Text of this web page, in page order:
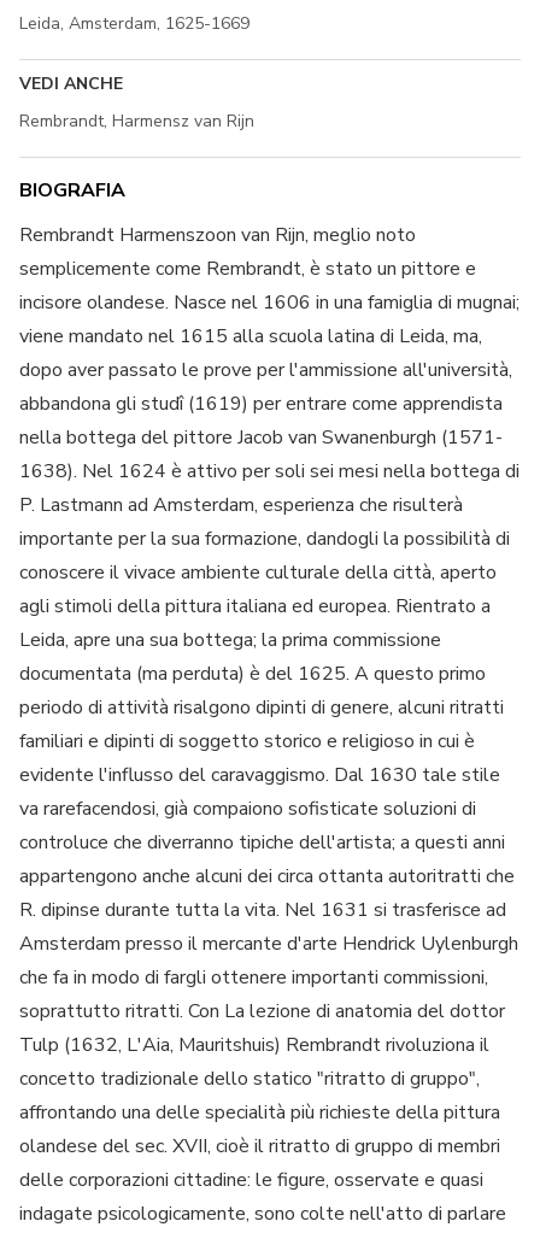
Leida, Amsterdam, 1625-1669
VEDI ANCHE
Rembrandt, Harmensz van Rijn
BIOGRAFIA
Rembrandt Harmenszoon van Rijn, meglio noto
semplicemente come Rembrandt, è stato un pittore e
incisore olandese. Nasce nel 1606 in una famiglia di mugnai;
viene mandato nel 1615 alla scuola latina di Leida, ma,
dopo aver passato le prove per l'ammissione all'università,
abbandona gli studî (1619) per entrare come apprendista
nella bottega del pittore Jacob van Swanenburgh (1571-
1638). Nel 1624 è attivo per soli sei mesi nella bottega di
P. Lastmann ad Amsterdam, esperienza che risulterà
importante per la sua formazione, dandogli la possibilità di
conoscere il vivace ambiente culturale della città, aperto
agli stimoli della pittura italiana ed europea. Rientrato a
Leida, apre una sua bottega; la prima commissione
documentata (ma perduta) è del 1625. A questo primo
periodo di attività risalgono dipinti di genere, alcuni ritratti
familiari e dipinti di soggetto storico e religioso in cui è
evidente l'influsso del caravaggismo. Dal 1630 tale stile
va rarefacendosi, già compaiono sofisticate soluzioni di
controluce che diverranno tipiche dell'artista; a questi anni
appartengono anche alcuni dei circa ottanta autoritratti che
R. dipinse durante tutta la vita. Nel 1631 si trasferisce ad
Amsterdam presso il mercante d'arte Hendrick Uylenburgh
che fa in modo di fargli ottenere importanti commissioni,
soprattutto ritratti. Con La lezione di anatomia del dottor
Tulp (1632, L'Aia, Mauritshuis) Rembrandt rivoluziona il
concetto tradizionale dello statico "ritratto di gruppo",
affrontando una delle specialità più richieste della pittura
olandese del sec. XVII, cioè il ritratto di gruppo di membri
delle corporazioni cittadine: le figure, osservate e quasi
indagate psicologicamente, sono colte nell'atto di parlare